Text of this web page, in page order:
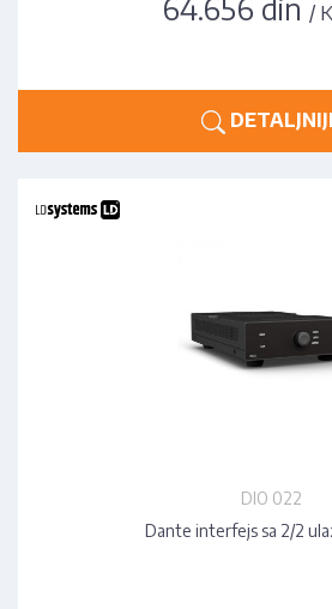
64.656 din /
DIO 022
Dante interfejs sa 2/2